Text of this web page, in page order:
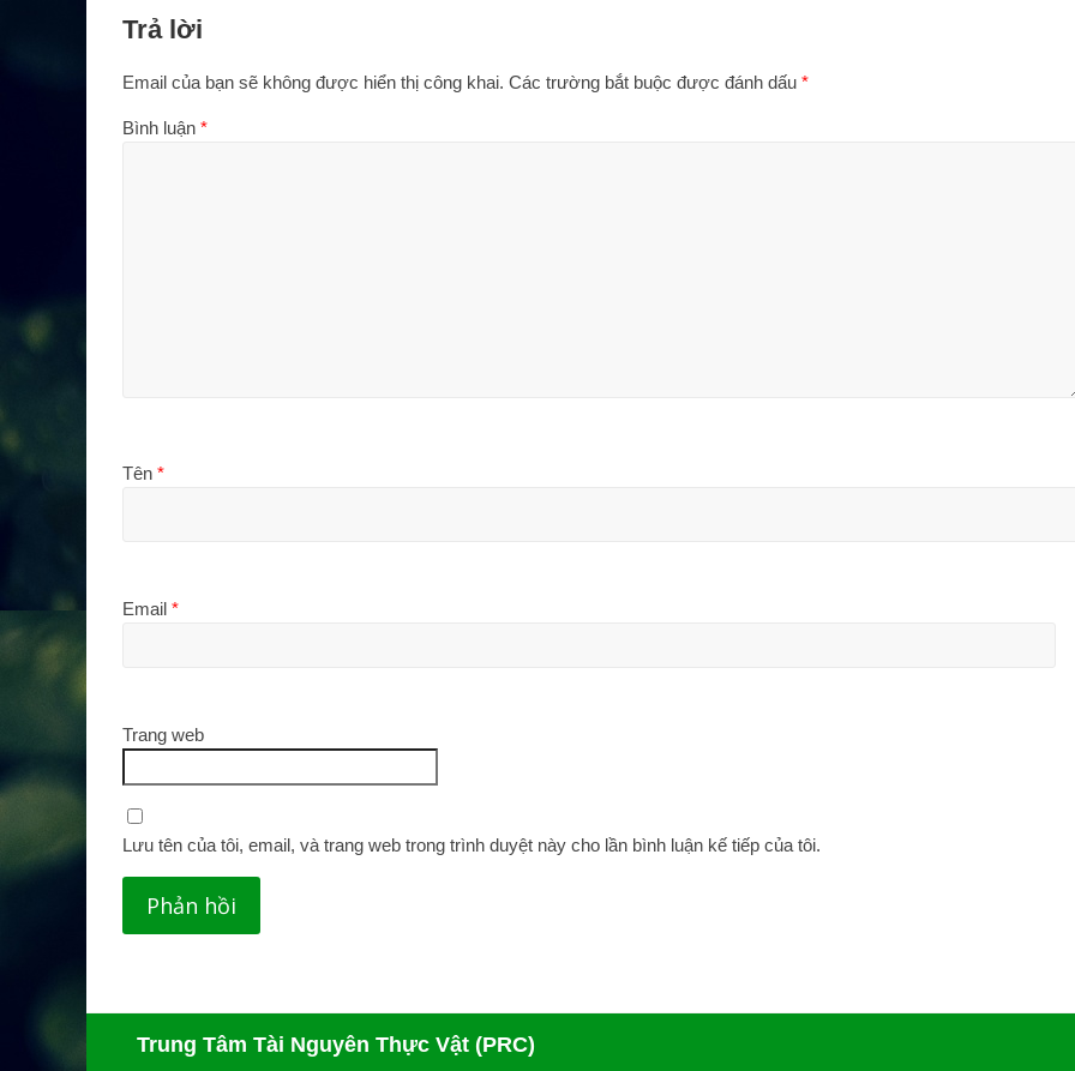
Trả lời
Email của bạn sẽ không được hiển thị công khai. Các trường bắt buộc được đánh dấu *
Bình luận *
Tên *
Email *
Trang web
Lưu tên của tôi, email, và trang web trong trình duyệt này cho lần bình luận kế tiếp của tôi.
Trung Tâm Tài Nguyên Thực Vật (PRC)